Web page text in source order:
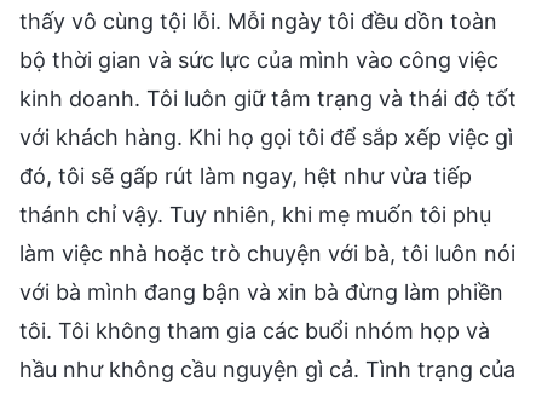
thấy vô cùng tội lỗi. Mỗi ngày tôi đều dồn toàn
bộ thời gian và sức lực của mình vào công việc
kinh doanh. Tôi luôn giữ tâm trạng và thái độ tốt
với khách hàng. Khi họ gọi tôi để sắp xếp việc gì
đó, tôi sẽ gấp rút làm ngay, hệt như vừa tiếp
thánh chỉ vậy. Tuy nhiên, khi mẹ muốn tôi phụ
làm việc nhà hoặc trò chuyện với bà, tôi luôn nói
với bà mình đang bận và xin bà đừng làm phiền
tôi. Tôi không tham gia các buổi nhóm họp và
hầu như không cầu nguyện gì cả. Tình trạng của